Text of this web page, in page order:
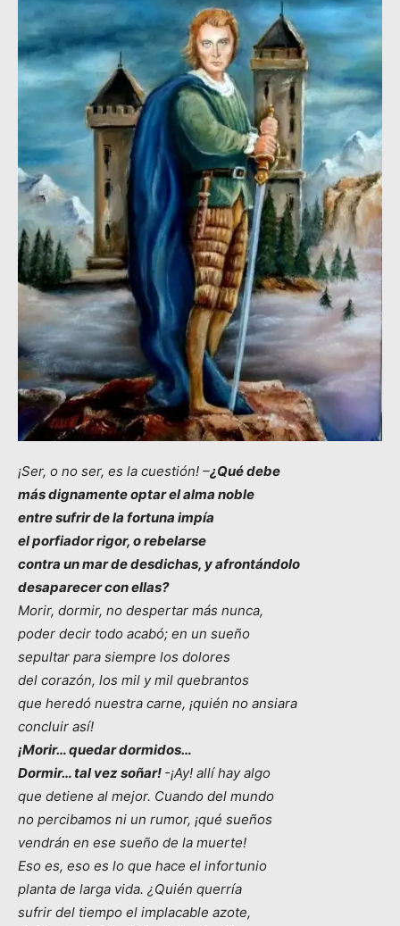
¡Ser, o no ser, es la cuestión! –¿Qué debe
más dignamente optar el alma noble
entre sufrir de la fortuna impía
el porfiador rigor, o rebelarse
contra un mar de desdichas, y afrontándolo
desaparecer con ellas?
Morir, dormir, no despertar más nunca,
poder decir todo acabó; en un sueño
sepultar para siempre los dolores
del corazón, los mil y mil quebrantos
que heredó nuestra carne, ¡quién no ansiara
concluir así!
¡Morir… quedar dormidos…
Dormir… tal vez soñar! -¡Ay! allí hay algo
que detiene al mejor. Cuando del mundo
no percibamos ni un rumor, ¡qué sueños
vendrán en ese sueño de la muerte!
Eso es, eso es lo que hace el infortunio
planta de larga vida. ¿Quién querría
sufrir del tiempo el implacable azote,